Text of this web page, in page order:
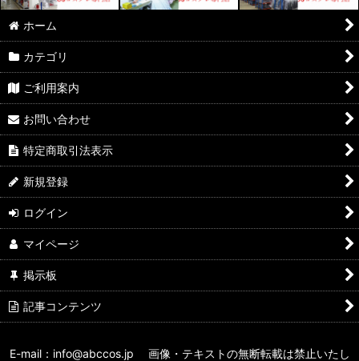
ホーム
カテゴリ
ご利用案内
お問い合わせ
特定商取引法表示
新規登録
ログイン
マイページ
掲示板
記事コンテンツ
E-mail：info@abccos.jp 画像・テキストの無断転載は禁止いたし